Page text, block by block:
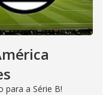
para a Série B!